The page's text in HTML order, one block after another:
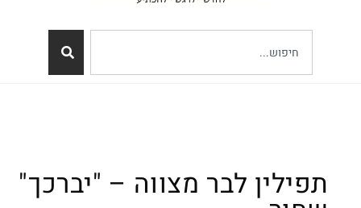
תפילין לבר מצווה – "יברכך"